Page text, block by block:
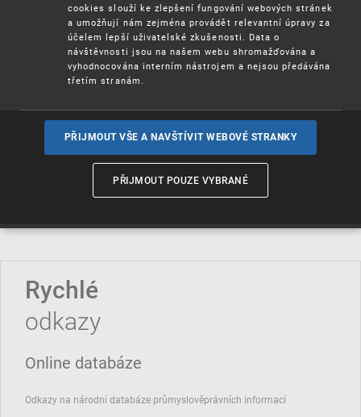
Ochrannéznámky
Označení původua zeměpisná
Rychlé
odkazy
Online databáze
Odkazy na národní databáze průmyslověprávních informací
cookies slouží ke zlepšení fungování webových stránek
a umožňují nám zejména provádět relevantní úpravy za
účelem lepší uživatelské zkušenosti. Data o
návštěvnosti jsou na našem webu shromažďována a
vyhodnocována interním nástrojem a nejsou předávána
třetím stranám.
PŘIJMOUT VŠE A NAVŠTÍVIT WEBOVÉ STRANKY
PŘIJMOUT POUZE VYBRANÉ